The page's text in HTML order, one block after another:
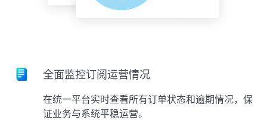
全面监控订阅运营情况
在统一平台实时查看所有订单状态和逾期情况，保
证业务与系统平稳运营。